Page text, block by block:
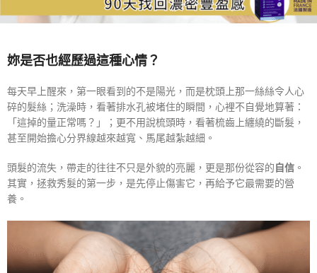
妳是否也經歷過這種心情？
每天早上醒來，第一眼看到的不是陽光，而是枕頭上那一絲絲令人心
碎的髮絲；洗澡時，看著排水孔被堵住的瞬間，心裡不自覺地算著：
「這掉的量正常嗎？」；更不用說梳頭時，看著梳齒上纏繞的斷髮，
甚至開始擔心分界線越來越寬、馬尾越紮越細。
頭髮的流失，帶走的往往不只是外貌的亮麗，更是那份從容的自信 。
其實，拯救秀髮的第一步，是先停止傷害它，再給予它最需要的營
養。